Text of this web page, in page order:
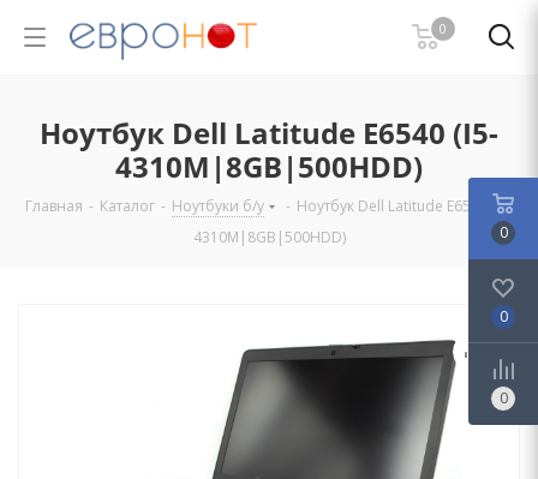
0
Ноутбук Dell Latitude E6540 (I5-
4310M|8GB|500HDD)
Главная - Каталог - Ноутбуки б/у - Ноутбук Dell Latitude E6540 (I5-
4310M|8GB|500HDD)
0
0
0